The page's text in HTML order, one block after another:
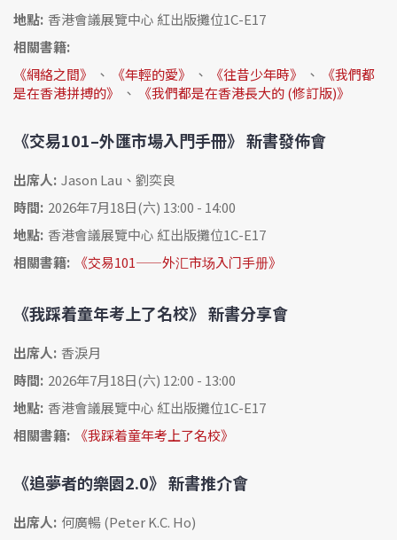
地點: 香港會議展覽中心 紅出版攤位1C-E17
相關書籍:
《網絡之間》
、 《年輕的愛》 、 《往昔少年時》 、
《我們都
是在香港拼搏的》
、 《我們都是在香港長大的 (修訂版)》
《交易101–外匯市場入門手冊》 新書發佈會
出席人: Jason Lau、劉奕良
時間: 2026年7月18日(六) 13:00 - 14:00
地點: 香港會議展覽中心 紅出版攤位1C-E17
相關書籍:
《交易101——外汇市场入门手册》
《我踩着童年考上了名校》 新書分享會
出席人: 香淚月
時間: 2026年7月18日(六) 12:00 - 13:00
地點: 香港會議展覽中心 紅出版攤位1C-E17
相關書籍:
《我踩着童年考上了名校》
《追夢者的樂園2.0》 新書推介會
出席人: 何廣暢 (Peter K.C. Ho)